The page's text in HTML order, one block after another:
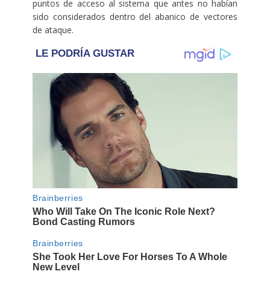
puntos de acceso al sistema que antes no habían
sido considerados dentro del abanico de vectores
de ataque.